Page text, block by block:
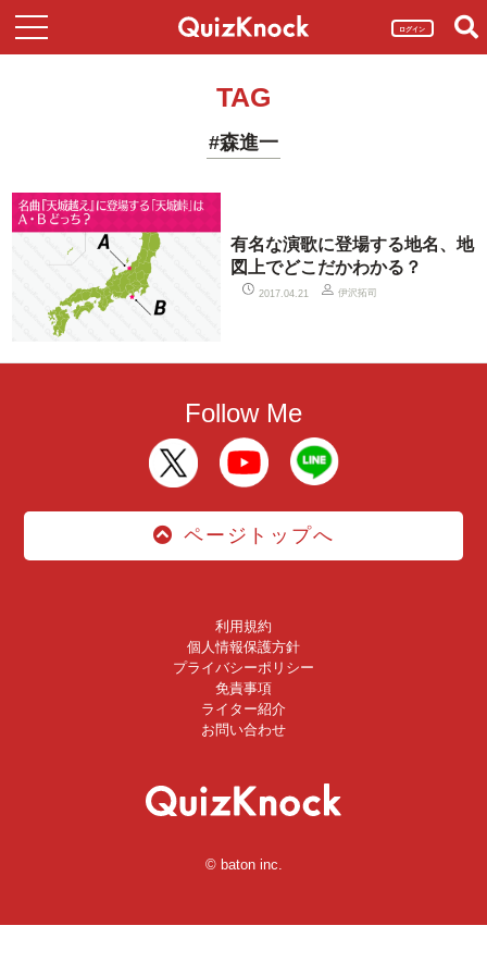
ログイン
TAG
#森進一
有名な演歌に登場する地名、地
図上でどこだかわかる？
2017.04.21 伊沢拓司
Follow Me
ページトップへ
利用規約
個人情報保護方針
プライバシーポリシー
免責事項
ライター紹介
お問い合わせ
© baton inc.